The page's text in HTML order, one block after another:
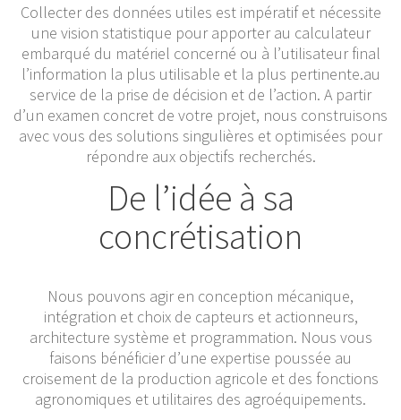
Collecter des données utiles est impératif et nécessite
une vision statistique pour apporter au calculateur
embarqué du matériel concerné ou à l’utilisateur final
l’information la plus utilisable et la plus pertinente.au
service de la prise de décision et de l’action. A partir
d’un examen concret de votre projet, nous construisons
avec vous des solutions singulières et optimisées pour
répondre aux objectifs recherchés.
De l’idée à sa
concrétisation
Nous pouvons agir en conception mécanique,
intégration et choix de capteurs et actionneurs,
architecture système et programmation. Nous vous
faisons bénéficier d’une expertise poussée au
croisement de la production agricole et des fonctions
agronomiques et utilitaires des agroéquipements.